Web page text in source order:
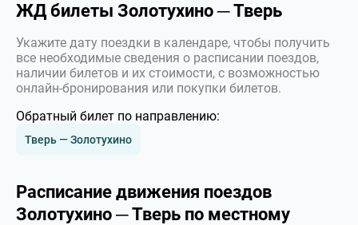
ЖД билеты Золотухино ─ Тверь
Укажите дату поездки в календаре, чтобы получить
все необходимые сведения о расписании поездов,
наличии билетов и их стоимости, с возможностью
онлайн-бронирования или покупки билетов.
Обратный билет по направлению:
Тверь — Золотухино
Расписание движения поездов
Золотухино ─ Тверь по местному